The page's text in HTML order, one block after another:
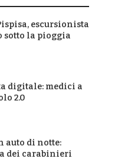
escursionista
sotto la pioggia
digitale: medici a
2.0
auto di notte:
dei carabinieri